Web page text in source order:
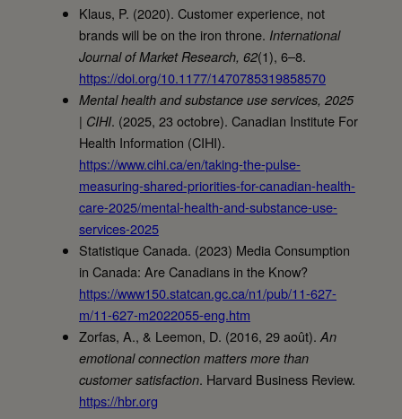
Klaus, P. (2020). Customer experience, not
brands will be on the iron throne. International
Journal of Market Research, 62(1), 6–8.
https://doi.org/10.1177/1470785319858570
Mental health and substance use services, 2025
| CIHI. (2025, 23 octobre). Canadian Institute For
Health Information (CIHI).
https://www.cihi.ca/en/taking-the-pulse-
measuring-shared-priorities-for-canadian-health-
care-2025/mental-health-and-substance-use-
services-2025
Statistique Canada. (2023) Media Consumption
in Canada: Are Canadians in the Know?
https://www150.statcan.gc.ca/n1/pub/11-627-
m/11-627-m2022055-eng.htm
Zorfas, A., & Leemon, D. (2016, 29 août). An
emotional connection matters more than
customer satisfaction. Harvard Business Review.
https://hbr.org